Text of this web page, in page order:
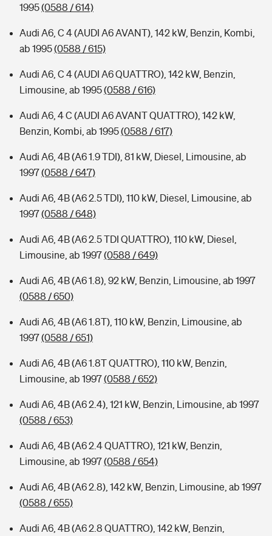
1995(0588 / 614)
Audi A6, C 4 (AUDI A6 AVANT), 142 kW, Benzin, Kombi,
ab 1995(0588 / 615)
Audi A6, C 4 (AUDI A6 QUATTRO), 142 kW, Benzin,
Limousine, ab 1995(0588 / 616)
Audi A6, 4 C (AUDI A6 AVANT QUATTRO), 142 kW,
Benzin, Kombi, ab 1995(0588 / 617)
Audi A6, 4B (A6 1.9 TDI), 81 kW, Diesel, Limousine, ab
1997(0588 / 647)
Audi A6, 4B (A6 2.5 TDI), 110 kW, Diesel, Limousine, ab
1997(0588 / 648)
Audi A6, 4B (A6 2.5 TDI QUATTRO), 110 kW, Diesel,
Limousine, ab 1997(0588 / 649)
Audi A6, 4B (A6 1.8), 92 kW, Benzin, Limousine, ab 1997
(0588 / 650)
Audi A6, 4B (A6 1.8T), 110 kW, Benzin, Limousine, ab
1997(0588 / 651)
Audi A6, 4B (A6 1.8T QUATTRO), 110 kW, Benzin,
Limousine, ab 1997(0588 / 652)
Audi A6, 4B (A6 2.4), 121 kW, Benzin, Limousine, ab 1997
(0588 / 653)
Audi A6, 4B (A6 2.4 QUATTRO), 121 kW, Benzin,
Limousine, ab 1997(0588 / 654)
Audi A6, 4B (A6 2.8), 142 kW, Benzin, Limousine, ab 1997
(0588 / 655)
Audi A6, 4B (A6 2.8 QUATTRO), 142 kW, Benzin,